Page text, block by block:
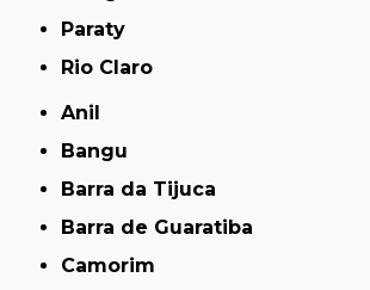
Paraty
Rio Claro
Anil
Bangu
Barra da Tijuca
Barra de Guaratiba
Camorim